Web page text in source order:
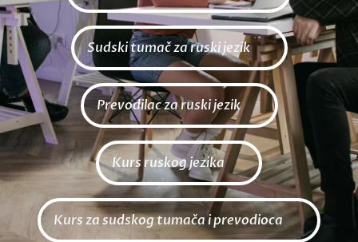
Sudski tumač za ruski jezik
Prevodilac za ruski jezik
Kurs ruskog jezika
Kurs za sudskog tumača i prevodioca